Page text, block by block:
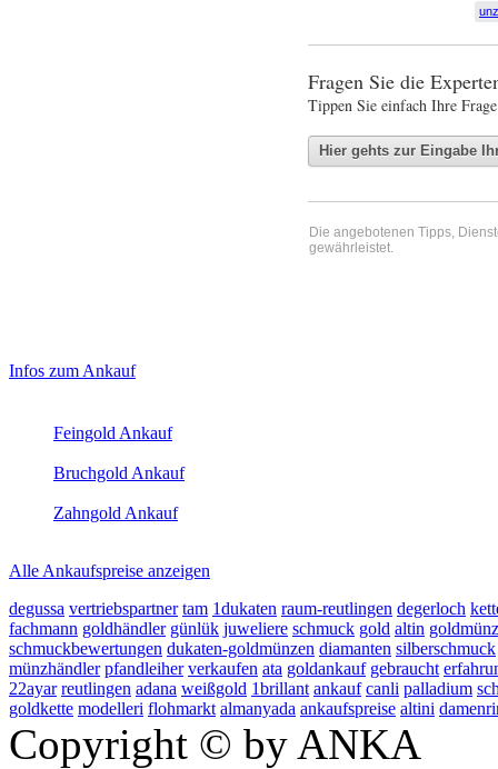
Fragen Sie die
Tippen Sie einfach Ihre
Die angebotenen Tipps,
gewährleistet.
Sidebar
Infos zum Ankauf
Feingold Ankauf
Bruchgold Ankauf
Zahngold Ankauf
Alle Ankaufspreise anzeigen
degussa vertriebspartner tam 1dukaten raum-reutlingen degerloch
fachmann goldhändler günlük juweliere schmuck gold altin
schmuckbewertungen dukaten-goldmünzen diamanten silberschmuck
münzhändler pfandleiher verkaufen ata goldankauf gebraucht
22ayar reutlingen adana weißgold 1brillant ankauf canli palladium
goldkette modelleri flohmarkt almanyada ankaufspreise altini
Copyright © by ANKA